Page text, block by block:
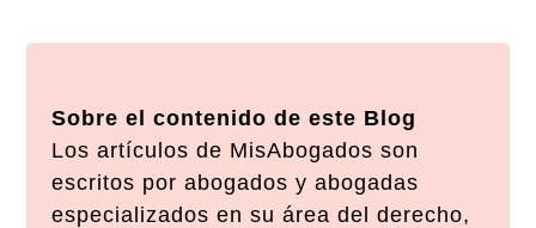
Sobre el contenido de este Blog
Los artículos de MisAbogados son
escritos por abogados y abogadas
especializados en su área del derecho,